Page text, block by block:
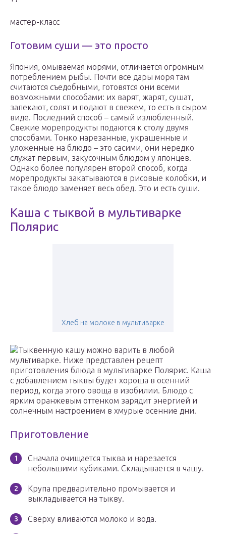
мастер-класс
Готовим суши — это просто
Япония, омываемая морями, отличается огромным
потреблением рыбы. Почти все дары моря там
считаются съедобными, готовятся они всеми
возможными способами: их варят, жарят, сушат,
запекают, солят и подают в свежем, то есть в сыром
виде. Последний способ – самый излюбленный.
Свежие морепродукты подаются к столу двумя
способами. Тонко нарезанные, украшенные и
уложенные на блюдо – это сасими, они нередко
служат первым, закусочным блюдом у японцев.
Однако более популярен второй способ, когда
морепродукты закатываются в рисовые колобки, и
такое блюдо заменяет весь обед. Это и есть суши.
Каша с тыквой в мультиварке
Полярис
Хлеб на молоке в мультиварке
Тыквенную кашу можно варить в любой
мультиварке. Ниже представлен рецепт
приготовления блюда в мультиварке Полярис. Каша
с добавлением тыквы будет хороша в осенний
период, когда этого овоща в изобилии. Блюдо с
ярким оранжевым оттенком зарядит энергией и
солнечным настроением в хмурые осенние дни.
Приготовление
Сначала очищается тыква и нарезается
небольшими кубиками. Складывается в чашу.
Крупа предварительно промывается и
выкладывается на тыкву.
Сверху вливаются молоко и вода.